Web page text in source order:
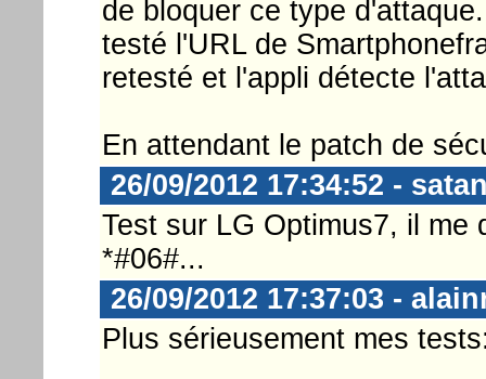
de bloquer ce type
testé l'URL de
retesté et l'appli détecte
En attendant le patch de
26/09/2012 17:34:52 -
Test sur LG Optimus7, il me
*#06#...
26/09/2012 17:37:03 -
Plus sérieusement mes